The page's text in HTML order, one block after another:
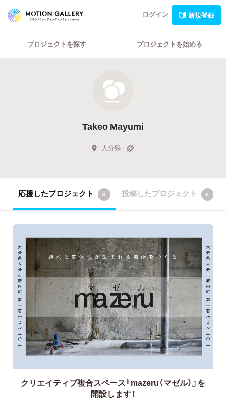
ログイン 新規登録
プロジェクトを探す プロジェクトを始める
Takeo Mayumi
大分県
応援したプロジェクト 3 投稿したプロジェクト 0
クリエイティブ複合スペース『mazeru（マゼル）』を
開設します！